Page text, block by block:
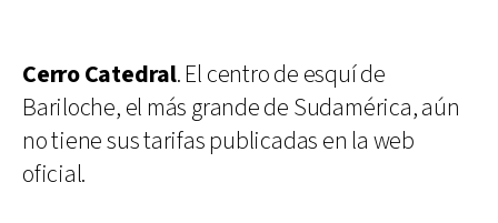
Cerro Catedral. El centro de esquí de
Bariloche, el más grande de Sudamérica, aún
no tiene sus tarifas publicadas en la web
oficial.